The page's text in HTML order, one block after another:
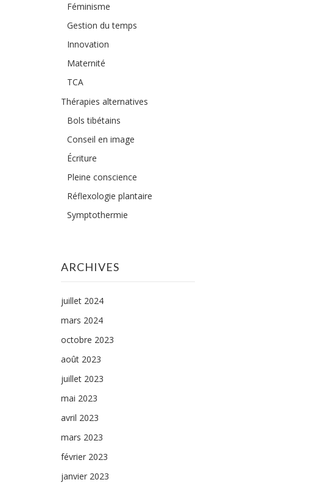
Féminisme
Gestion du temps
Innovation
Maternité
TCA
Thérapies alternatives
Bols tibétains
Conseil en image
Écriture
Pleine conscience
Réflexologie plantaire
Symptothermie
ARCHIVES
juillet 2024
mars 2024
octobre 2023
août 2023
juillet 2023
mai 2023
avril 2023
mars 2023
février 2023
janvier 2023